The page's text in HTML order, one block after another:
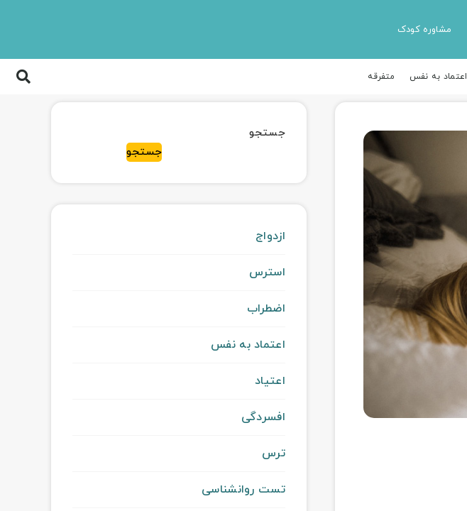
مشاوره کودک
اعتماد به نفس متفرقه
جستجو
جستجو
ازدواج
استرس
اضطراب
اعتماد به نفس
اعتیاد
افسردگی
ترس
تست روانشناسی